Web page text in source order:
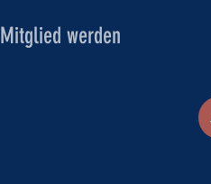
Mitglied werden